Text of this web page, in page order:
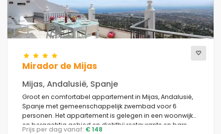
Mirador de Mijas
Mijas, Andalusië, Spanje
Groot en comfortabel appartement in Mijas, Andalusië,
Spanje met gemeenschappelijk zwembad voor 6
personen. Het appartement is gelegen in een woonwijk
en bergachtig gebied en dichtbij restaurants en bars.
Prijs per dag vanaf: € 148